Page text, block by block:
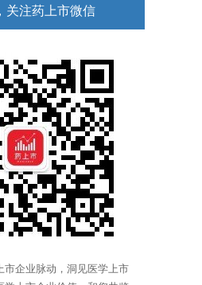
关注药上市微信
市企业脉动，洞见医学上市